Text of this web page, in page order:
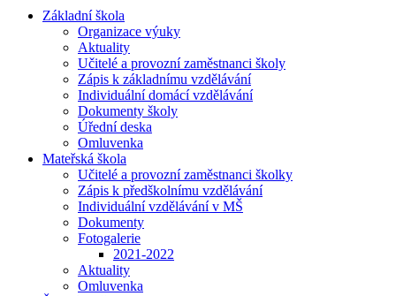
Základní škola
Organizace výuky
Aktuality
Učitelé a provozní zaměstnanci školy
Zápis k základnímu vzdělávání
Individuální domácí vzdělávání
Dokumenty školy
Úřední deska
Omluvenka
Mateřská škola
Učitelé a provozní zaměstnanci školky
Zápis k předškolnímu vzdělávání
Individuální vzdělávání v MŠ
Dokumenty
Fotogalerie
2021-2022
Aktuality
Omluvenka